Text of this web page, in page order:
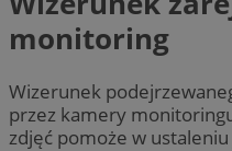
monitoring
Wizerunek
przez kamery
zdjęć pomoże w